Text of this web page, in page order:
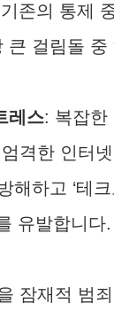
존의 통제
큰 걸림돌 중
레스: 복잡한
격한 인터
해하고 ‘테크
유발합니다.
잠재적 범